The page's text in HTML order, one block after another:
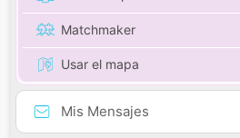
Matchmaker
Usar el mapa
Mis Mensajes